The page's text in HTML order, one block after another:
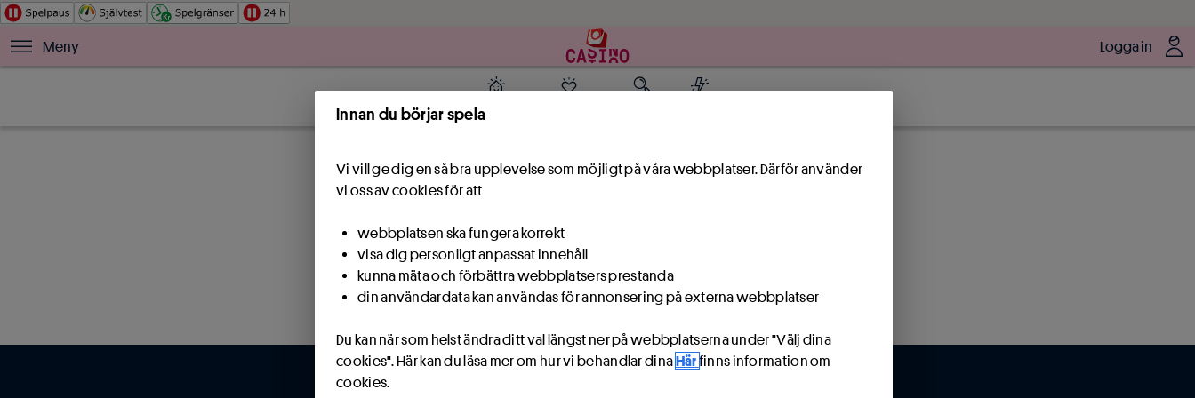
Meny Logga in
Inget sådant spel!
Innan du börjar spela
Vi vill ge dig en så bra upplevelse som möjligt på våra webbplatser. Därför använder
vi oss av cookies för att
webbplatsen ska fungera korrekt
visa dig personligt anpassat innehåll
kunna mäta och förbättra webbplatsers prestanda
din användardata kan användas för annonsering på externa webbplatser
Du kan när som helst ändra ditt val längst ner på webbplatserna under "Välj dina
cookies". Här kan du läsa mer om hur vi behandlar dinaHär finns information om
cookies.